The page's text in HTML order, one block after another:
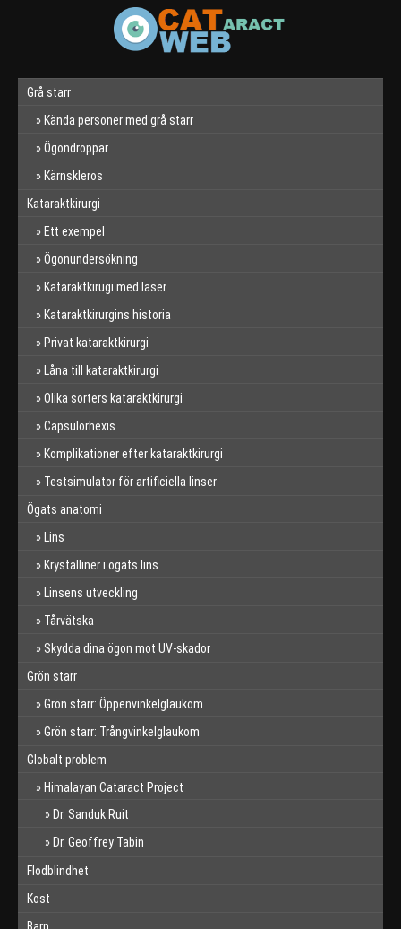
Grå starr
Kända personer med grå starr
Ögondroppar
Kärnskleros
Kataraktkirurgi
Ett exempel
Ögonundersökning
Kataraktkirugi med laser
Kataraktkirurgins historia
Privat kataraktkirurgi
Låna till kataraktkirurgi
Olika sorters kataraktkirurgi
Capsulorhexis
Komplikationer efter kataraktkirurgi
Testsimulator för artificiella linser
Ögats anatomi
Lins
Krystalliner i ögats lins
Linsens utveckling
Tårvätska
Skydda dina ögon mot UV-skador
Grön starr
Grön starr: Öppenvinkelglaukom
Grön starr: Trångvinkelglaukom
Globalt problem
Himalayan Cataract Project
Dr. Sanduk Ruit
Dr. Geoffrey Tabin
Flodblindhet
Kost